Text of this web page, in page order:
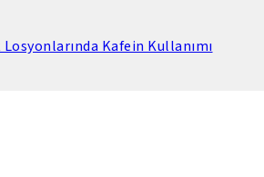
Kafein Kullanımı